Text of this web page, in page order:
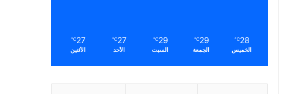
28
℃
الخميس
29
℃
الجمعة
29
℃
السبت
27
℃
الأحد
27
℃
الأثنين